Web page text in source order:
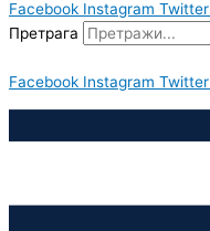
Facebook Instagram Twitter
Претрага
Facebook Instagram Twitter